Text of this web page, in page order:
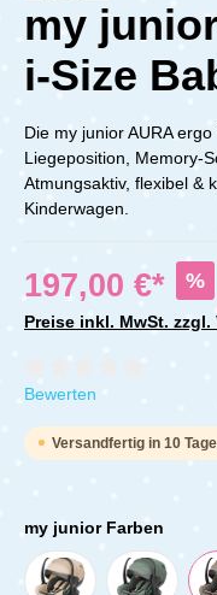
my
i-Size
Die my junior AURA
Liegeposition, Memory-
Atmungsaktiv, flexibel &
Kinderwagen.
197,00 €* %
Preise inkl. MwSt.
Durchschnittliche
Bewerten
Versandfertig in 10
my junior Farben